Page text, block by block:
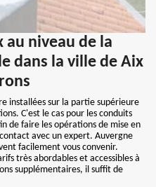
au niveau de la
dans la ville de Aix
installées sur la partie supérieure
C'est le cas pour les conduits
de faire les opérations de mise en
avec un expert. Auvergne
facilement vous convenir.
très abordables et accessibles à
supplémentaires, il suffit de